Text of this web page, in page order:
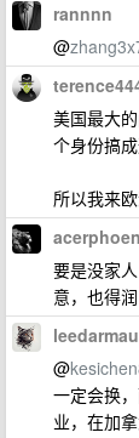
rannnn
@
美国最大
个身份搞
所以我来欧
要是没家
意，也得润
leedarmau
@
一定会换
业，在加